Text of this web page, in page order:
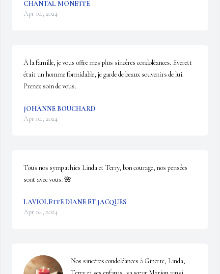
CHANTAL MONETTE
Apr 04, 2024
À la famille, je vous offre mes plus sincères condoléances. Everett
était un homme formidable, je garde de beaux souvenirs de lui.
Prenez soin de vous.
JOHANNE BOUCHARD
Apr 04, 2024
Tous nos sympathies Linda et Terry, bon courage, nos pensées
sont avec vous. 🌺
LAVIOLETTE DIANE ET JACQUES
Apr 04, 2024
Nos sincères condoléances à Ginette, Linda,